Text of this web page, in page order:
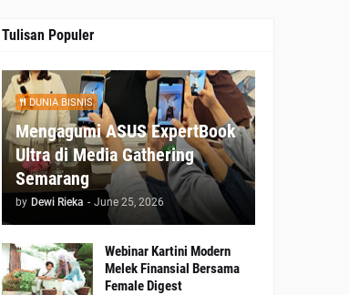
Tulisan Populer
DUNIA BISNIS
Mengagumi ASUS ExpertBook
Ultra di Media Gathering
Semarang
by Dewi Rieka - June 25, 2026
Webinar Kartini Modern
Melek Finansial Bersama
Female Digest